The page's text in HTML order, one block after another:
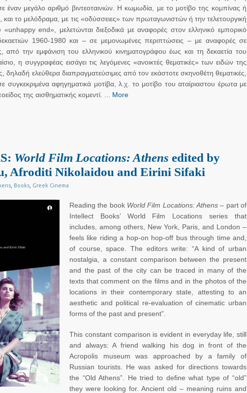
έναν μεγάλο αριθμό βιντεοταινιών. Η κωμωδία, με το μοτίβο της κομπίνας ή
και το μελόδραμα, με τις «οδύσσειες» των πρωταγωνιστών ή την τελετουργική
«unhappy end», μελετώνται διεξοδικά με αναφορές στον ελληνικό εμπορικό
1960-1980 και – σε μεμονωμένες περιπτώσεις – με αναφορές σε
από την εμφάνιση του ελληνικού κινηματογράφου έως και τη δεκαετία του
η συγγραφέας εισάγει τις λεγόμενες «ανοικτές θεματικές» των ειδών της
δηλαδή ελεύθερα διαπραγματεύσιμες από τον εκάστοτε σκηνοθέτη θεματικές,
συγκεκριμένα αφηγηματικά μοτίβα, λ.χ. το μοτίβο του αταίριαστου έρωτα με
της αισθηματικής κομεντί. ... More
World Film Locations: Athens edited by
Afroditi Nikolaidou and Eirini Sifaki
Books Greek Cinema
Reading the book World Film Locations: Athens– part of
Intellect Books’ World Film Locations series that
includes, among others, New York, Paris, and London –
feels like riding a hop-on hop-off bus through time and,
of course, space. The editors write: “A kind of urban
nostalgia, a constant comparison between the present
and the past of the city can be traced in many of the
texts that comment on the films and in the photos of the
locations in their contemporary state, attesting to an
aesthetic and political re-evaluation of cinematic urban
forms of the past and present”.
This constant comparison is evident in everyday life, still
and always: A friend walking his dog in front of the
Acropolis museum was approached by a family of
Russian tourists. He was asked for directions towards
the “Old Athens”. He tried to define what type of “old”
they were looking for. Ancient old – meaning ruins and